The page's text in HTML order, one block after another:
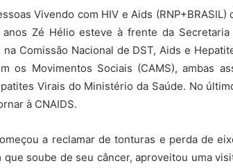
Vivendo com HIV e Aids
Zé Hélio esteve à frente da Secretaria
Comissão Nacional de DST, Aids e
os Movimentos Sociais (CAMS), ambas
Virais do Ministério da Saúde. No
à CNAIDS.
a reclamar de tonturas e perda de
soube de seu câncer, aproveitou uma